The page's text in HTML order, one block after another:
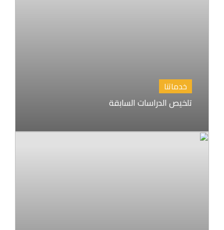
خدماتنا
تلخيص الدراسات السابقة